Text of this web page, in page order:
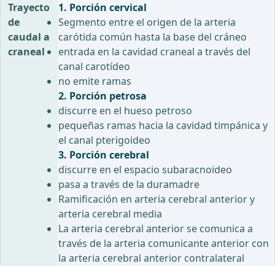
Trayecto
de
caudal a
craneal
1. Porción cervical
Segmento entre el origen de la arteria
carótida común hasta la base del cráneo
entrada en la cavidad craneal a través del
canal carotídeo
no emite ramas
2. Porción petrosa
discurre en el hueso petroso
pequeñas ramas hacia la cavidad timpánica y
el canal pterigoideo
3. Porción cerebral
discurre en el espacio subaracnoideo
pasa a través de la duramadre
Ramificación en arteria cerebral anterior y
arteria cerebral media
La arteria cerebral anterior se comunica a
través de la arteria comunicante anterior con
la arteria cerebral anterior contralateral